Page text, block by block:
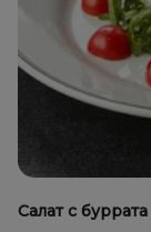
Салат с